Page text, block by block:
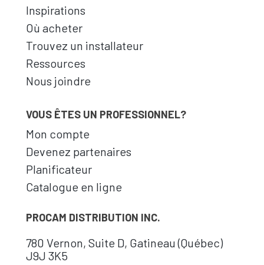
Inspirations
Où acheter
Trouvez un installateur
Ressources
Nous joindre
VOUS ÊTES UN PROFESSIONNEL?
Mon compte
Devenez partenaires
Planificateur
Catalogue en ligne
PROCAM DISTRIBUTION INC.
780 Vernon, Suite D, Gatineau (Québec)
J9J 3K5